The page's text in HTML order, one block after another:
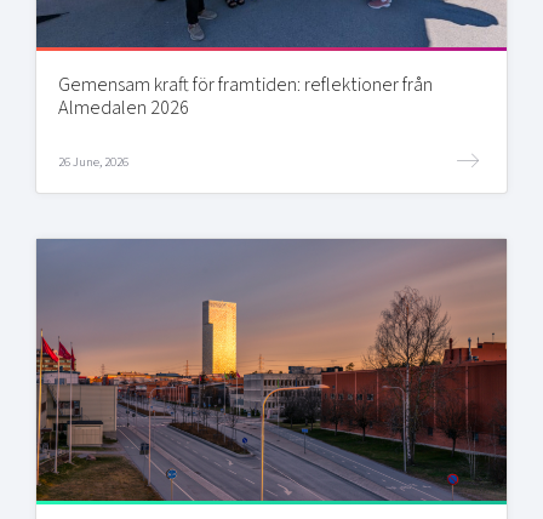
Gemensam kraft för framtiden: reflektioner från
Almedalen 2026
26 June, 2026